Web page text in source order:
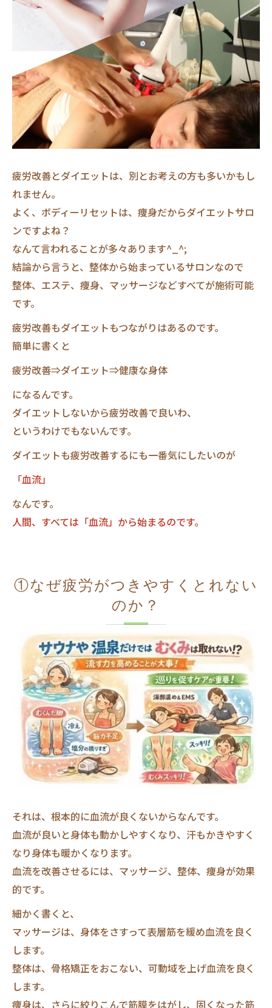
疲労改善とダイエットは、別とお考えの方も多いかもし
れません。
よく、ボディーリセットは、痩身だからダイエットサロ
ンですよね？
なんて言われることが多々あります^_^;
結論から言うと、整体から始まっているサロンなので
整体、エステ、痩身、マッサージなどすべてが施術可能
です。
疲労改善もダイエットもつながりはあるのです。
簡単に書くと
疲労改善⇒ダイエット⇒健康な身体
になるんです。
ダイエットしないから疲労改善で良いわ、
というわけでもないんです。
ダイエットも疲労改善するにも一番気にしたいのが
「血流」
なんです。
人間、すべては「血流」から始まるのです。
①なぜ疲労がつきやすくとれない
のか？
それは、根本的に血流が良くないからなんです。
血流が良いと身体も動かしやすくなり、汗もかきやすく
なり身体も暖かくなります。
血流を改善させるには、マッサージ、整体、痩身が効果
的です。
細かく書くと、
マッサージは、身体をさすって表層筋を緩め血流を良く
します。
整体は、骨格矯正をおこない、可動域を上げ血流を良く
します。
痩身は、さらに絞りこんで筋膜をはがし、固くなった筋